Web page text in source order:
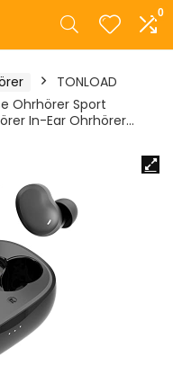
0
TONLOAD
Ohrhörer Sport
In-Ear Ohrhörer…